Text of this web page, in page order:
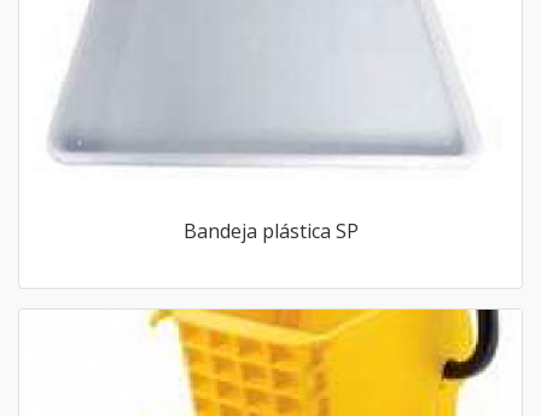
Bandeja plástica SP